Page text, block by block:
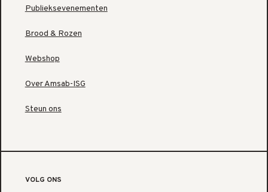
Publieksevenementen
Brood & Rozen
Webshop
Over Amsab-ISG
Steun ons
VOLG ONS